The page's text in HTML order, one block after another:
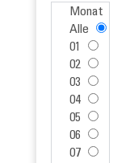
Monat
Alle
01
02
03
04
05
06
07